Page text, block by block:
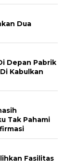
Dua
Depan Pabrik
Kabulkan
Tak Pahami
Fasilitas